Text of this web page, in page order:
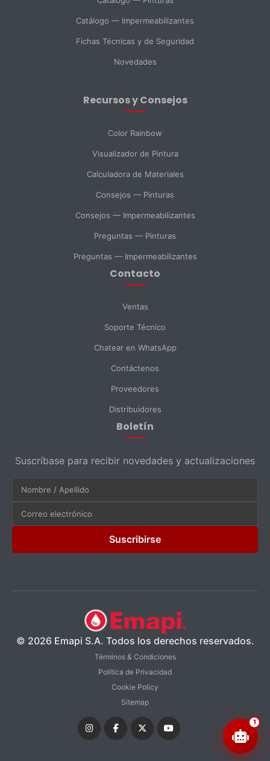
SELECCIONAR DEPARTAMENTO
Soporte Técnico Compras
Consulta General
Enviar Mensaje
Catálogo — Impermeabilizantes
Fichas Técnicas y de Seguridad
Novedades
Recursos y Consejos
Color Rainbow
Visualizador de Pintura
Calculadora de Materiales
Consejos — Pinturas
Consejos — Impermeabilizantes
Preguntas — Pinturas
Preguntas — Impermeabilizantes
Contacto
Ventas
Soporte Técnico
Chatear en WhatsApp
Contáctenos
Proveedores
Distribuidores
Boletín
Suscríbase para recibir novedades y actualizaciones
Suscribirse
© 2026 Emapi S.A. Todos los derechos reservados.
Términos & Condiciones
Política de Privacidad
Cookie Policy
Sitemap
1